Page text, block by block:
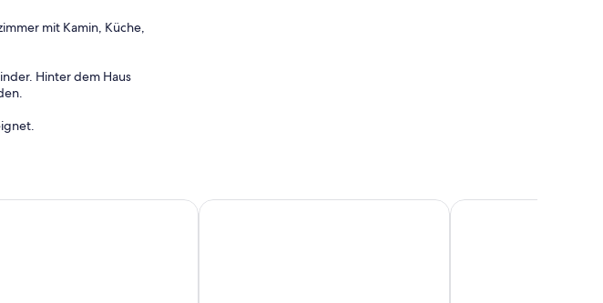
mit Kamin, Küche,
Hinter dem Haus
Garten. Haustiere willkommen.
zum Wohlfühlen Ferienhaus mit eigenem Garten, Landliebe Lodges
Ferienwohnung